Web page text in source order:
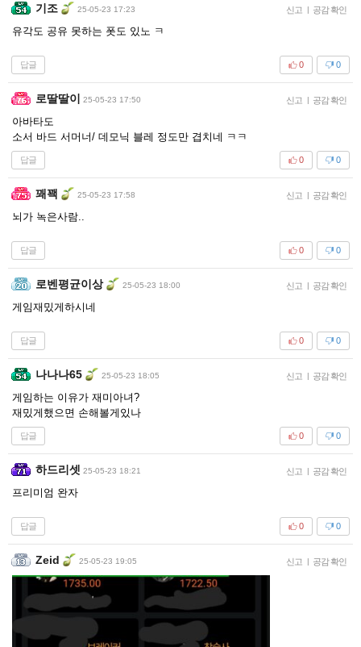
기조 25-05-23 17:23 신고 | 공감 확인
유각도 공유 못하는 폿도 있노 ㅋ
답글 0
0
로딸딸이 25-05-23 17:50 신고 | 공감 확인
아바타도
소서 바드 서머너/ 데모닉 블레 정도만 겹치네 ㅋㅋ
답글 0
0
꽤꽥 25-05-23 17:58 신고 | 공감 확인
뇌가 녹은사람..
답글 0
0
로벤평균이상 25-05-23 18:00 신고 | 공감 확인
게임재밌게하시네
답글 0
0
나나나65 25-05-23 18:05 신고 | 공감 확인
게임하는 이유가 재미아녀?
재밌게했으면 손해볼게있나
답글 0
0
하드리셋 25-05-23 18:21 신고 | 공감 확인
프리미엄 완자
답글 0
0
Zeid 25-05-23 19:05 신고 | 공감 확인